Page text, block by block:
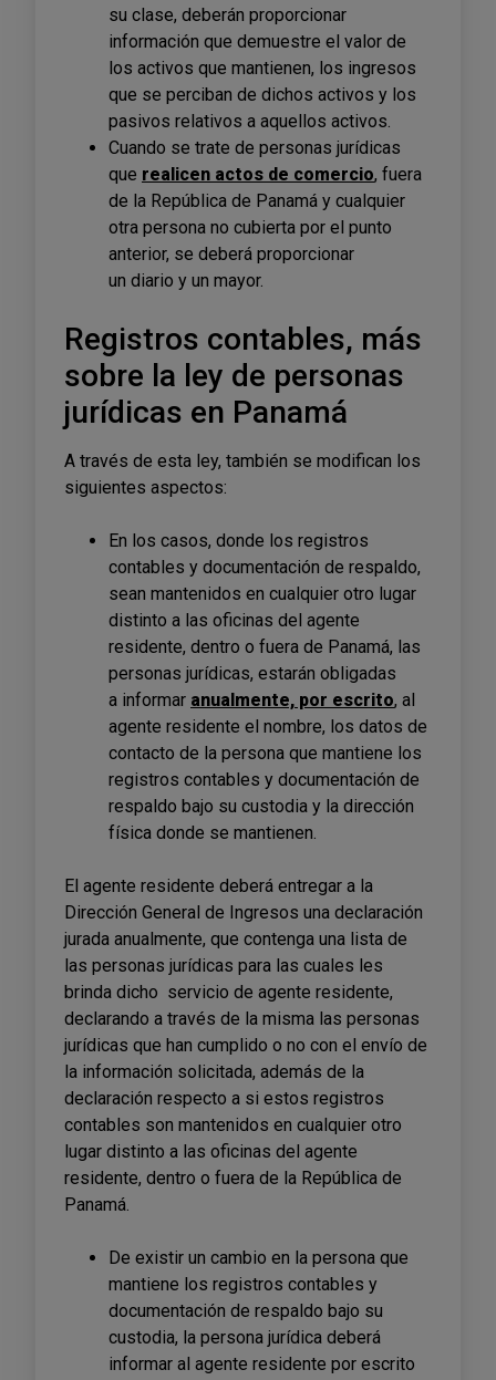
su clase, deberán proporcionar
información que demuestre el valor de
los activos que mantienen, los ingresos
que se perciban de dichos activos y los
pasivos relativos a aquellos activos.
Cuando se trate de personas jurídicas
que realicen actos de comercio, fuera
de la República de Panamá y cualquier
otra persona no cubierta por el punto
anterior, se deberá proporcionar
un diario y un mayor.
Registros contables, más
sobre la ley de personas
jurídicas en Panamá
A través de esta ley, también se modifican los
siguientes aspectos:
En los casos, donde los registros
contables y documentación de respaldo,
sean mantenidos en cualquier otro lugar
distinto a las oficinas del agente
residente, dentro o fuera de Panamá, las
personas jurídicas, estarán obligadas
a informar anualmente, por escrito, al
agente residente el nombre, los datos de
contacto de la persona que mantiene los
registros contables y documentación de
respaldo bajo su custodia y la dirección
física donde se mantienen.
El agente residente deberá entregar a la
Dirección General de Ingresos una declaración
jurada anualmente, que contenga una lista de
las personas jurídicas para las cuales les
brinda dicho servicio de agente residente,
declarando a través de la misma las personas
jurídicas que han cumplido o no con el envío de
la información solicitada, además de la
declaración respecto a si estos registros
contables son mantenidos en cualquier otro
lugar distinto a las oficinas del agente
residente, dentro o fuera de la República de
Panamá.
De existir un cambio en la persona que
mantiene los registros contables y
documentación de respaldo bajo su
custodia, la persona jurídica deberá
informar al agente residente por escrito